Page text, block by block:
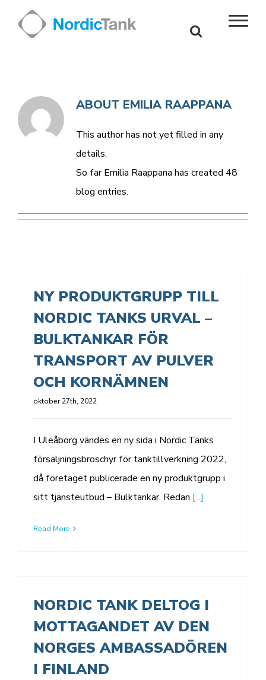
ABOUT EMILIA RAAPPANA
This author has not yet filled in any
details.
So far Emilia Raappana has created 48
blog entries.
NY PRODUKTGRUPP TILL
NORDIC TANKS URVAL –
BULKTANKAR FÖR
TRANSPORT AV PULVER
OCH KORNÄMNEN
oktober 27th, 2022
I Uleåborg vändes en ny sida i Nordic Tanks
försäljningsbroschyr för tanktillverkning 2022,
då företaget publicerade en ny produktgrupp i
sitt tjänsteutbud – Bulktankar. Redan [...]
Read More
NORDIC TANK DELTOG I
MOTTAGANDET AV DEN
NORGES AMBASSADÖREN
I FINLAND